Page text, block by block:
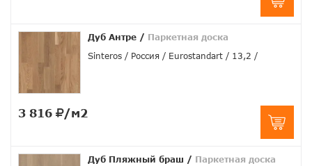
Дуб Антре / Паркетная доска
Sinteros
Россия Eurostandart 13,2
3 816 /м2
Дуб Пляжный браш / Паркетная доска